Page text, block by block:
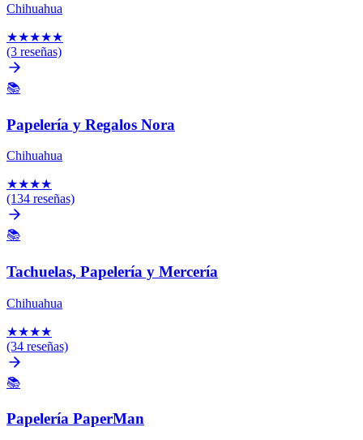
Chihuahua
★★★★★
(3 reseñas)
📚
Papelería y Regalos Nora
Chihuahua
★★★★
(134 reseñas)
📚
Tachuelas, Papelería y Mercería
Chihuahua
★★★★
(34 reseñas)
📚
Papelería PaperMan